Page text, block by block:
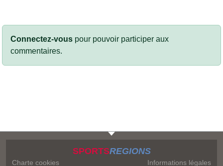
Connectez-vous pour pouvoir participer aux
commentaires.
SPORTSREGIONS
Charte cookies Informations légales